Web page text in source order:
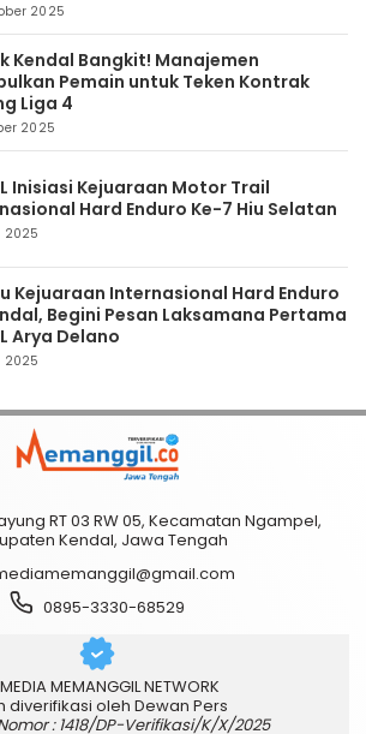
2025
Kendal Bangkit! Manajemen
Pemain untuk Teken Kontrak
Liga 4
2025
Inisiasi Kejuaraan Motor Trail
Hard Enduro Ke-7 Hiu Selatan
2025
Kejuaraan Internasional Hard Enduro
Begini Pesan Laksamana Pertama
Arya Delano
2025
RT 03 RW 05, Kecamatan Ngampel,
Kendal, Jawa Tengah
0895-3330-68529
MEMANGGIL NETWORK
diverifikasi oleh Dewan Pers
: 1418/DP-Verifikasi/K/X/2025